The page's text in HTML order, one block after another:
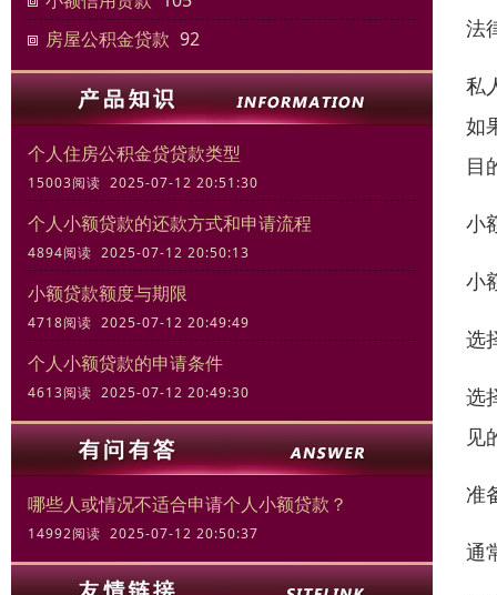
房屋公积金贷款 92
个人住房公积金贷贷款类型
15003阅读 2025-07-12 20:51:30
个人小额贷款的还款方式和申请流程
4894阅读 2025-07-12 20:50:13
小额贷款额度与期限
4718阅读 2025-07-12 20:49:49
个人小额贷款的申请条件
4613阅读 2025-07-12 20:49:30
哪些人或情况不适合申请个人小额贷款？
14992阅读 2025-07-12 20:50:37
法
私
如
目
小
小
选
选
见
准
通